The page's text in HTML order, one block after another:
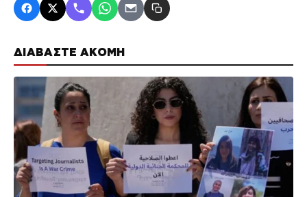
ΔΙΑΒΑΣΤΕ ΑΚΟΜΗ